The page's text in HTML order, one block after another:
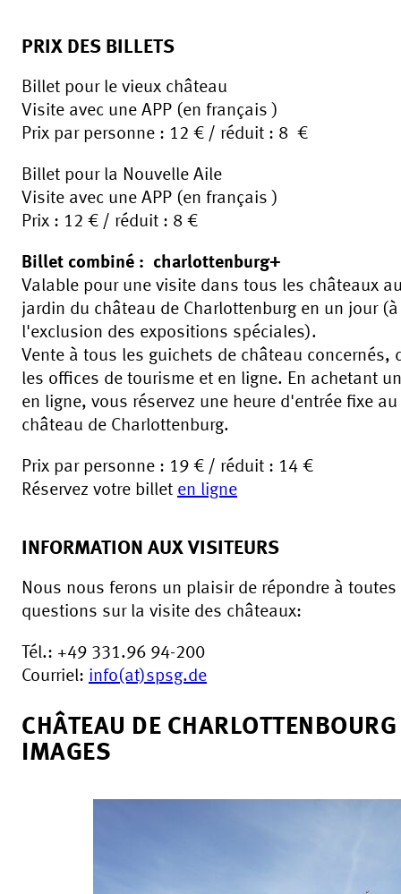
PRIX DES BILLETS
Billet pour le vieux château
Visite avec une APP (en français )
Prix par personne : 12 € / réduit : 8 €
Billet pour la Nouvelle Aile
Visite avec une APP (en français )
Prix : 12 € / réduit : 8 €
Billet combiné : charlottenburg+
Valable pour une visite dans tous les châteaux
jardin du château de Charlottenburg en un jour (à
l'exclusion des expositions spéciales).
Vente à tous les guichets de château concernés,
les offices de tourisme et en ligne. En achetant
en ligne, vous réservez une heure d'entrée fixe au
château de Charlottenburg.
Prix par personne : 19 € / réduit : 14 €
Réservez votre billet en ligne
INFORMATION AUX VISITEURS
Nous nous ferons un plaisir de répondre à toutes
questions sur la visite des châteaux:
Tél.: +49 331.96 94-200
Courriel: info(at)spsg.de
CHÂTEAU DE CHARLOTTENBOURG
IMAGES